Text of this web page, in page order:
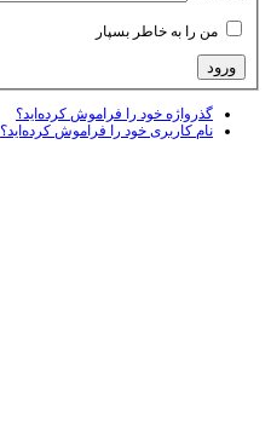
من را به خاطر بسپار
گذرواژه خود را فراموش کرده‌اید؟
نام کاربری خود را فراموش کرده‌اید؟